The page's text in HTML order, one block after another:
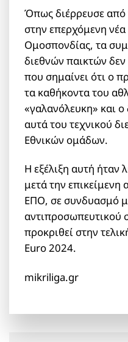
Όπως διέρρευσε από
στην επερχόμενη νέα
Ομοσπονδίας, τα
διεθνών παικτών
που σημαίνει ότι ο
τα καθήκοντα του
«γαλανόλευκη» και ο
αυτά του τεχνικού
Εθνικών ομάδων.
Η εξέλιξη αυτή ήταν
μετά την επικείμενη
ΕΠΟ, σε συνδυασμό
αντιπροσωπευτικού
προκριθεί στην
Euro 2024.
mikriliga.gr